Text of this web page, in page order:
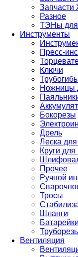
Запчасти
Разное
ТЭНы для
Инструменты
Пресс-
Ключи
Ножницы
Бокорезы
Дрель
Леска
Круги
Прочее
Ручной
Тросы
Шланги
Батарейки
Вентиляция